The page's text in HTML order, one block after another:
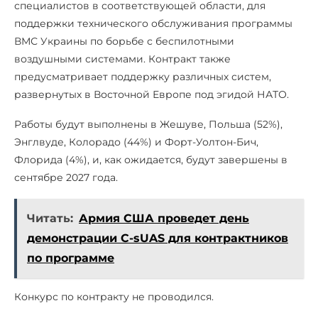
специалистов в соответствующей области, для
поддержки технического обслуживания программы
ВМС Украины по борьбе с беспилотными
воздушными системами. Контракт также
предусматривает поддержку различных систем,
развернутых в Восточной Европе под эгидой НАТО.
Работы будут выполнены в Жешуве, Польша (52%),
Энглвуде, Колорадо (44%) и Форт-Уолтон-Бич,
Флорида (4%), и, как ожидается, будут завершены в
сентябре 2027 года.
Читать: Армия США проведет день
демонстрации C-sUAS для контрактников
по программе
Конкурс по контракту не проводился.